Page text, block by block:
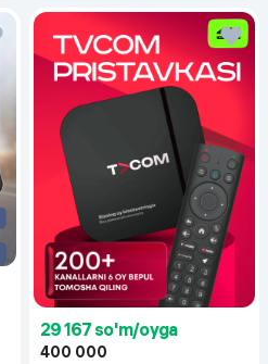
29 167 so'm/oyga
400 000